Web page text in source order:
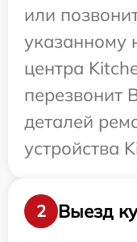
или
указанному
центра
перезвонит
деталей
устройства
2
Выезд